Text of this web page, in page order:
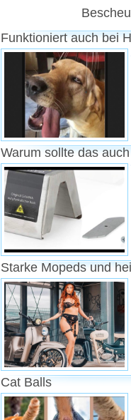
Funktioniert auch bei
Warum sollte das
Starke Mopeds und
Cat Balls